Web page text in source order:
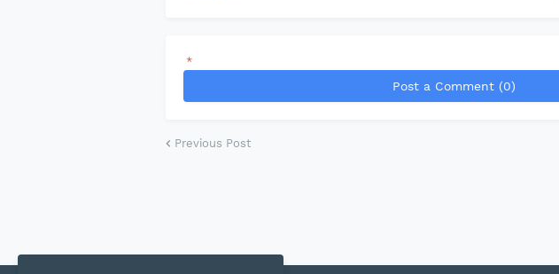
*
Post a Comment (0)
Previous Post